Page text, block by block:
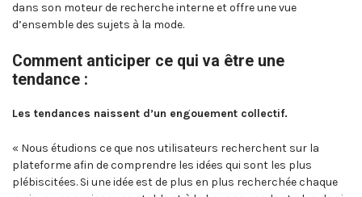
dans son moteur de recherche interne et offre une vue
d’ensemble des sujets à la mode.
Comment anticiper ce qui va être une
tendance :
Les tendances naissent d’un engouement collectif.
« Nous étudions ce que nos utilisateurs recherchent sur la
plateforme afin de comprendre les idées qui sont les plus
plébiscitées. Si une idée est de plus en plus recherchée chaque